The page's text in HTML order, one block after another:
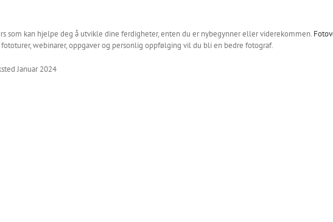
som kan hjelpe deg å utvikle dine ferdigheter, enten du er nybegynner eller viderekommen.
webinarer, oppgaver og personlig oppfølging vil du bli en bedre fotograf.
Januar 2024